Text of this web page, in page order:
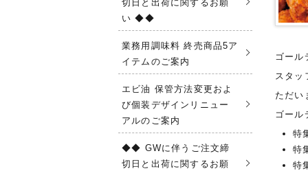
ゴール
スタッ
ただい
ゴール
特
特
特
切日と出荷に関するお願
い ◆◆
業務用調味料 終売商品5ア
イテムのご案内
エビ油 保管方法変更およ
び個装デザインリニュー
アルのご案内
◆◆ GWに伴うご注文締
切日と出荷に関するお願